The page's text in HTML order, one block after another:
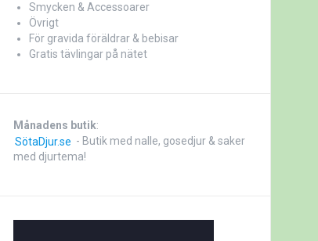
Smycken & Accessoarer
Övrigt
För gravida föräldrar & bebisar
Gratis tävlingar på nätet
Månadens butik:
SötaDjur.se - Butik med nalle, gosedjur & saker
med djurtema!